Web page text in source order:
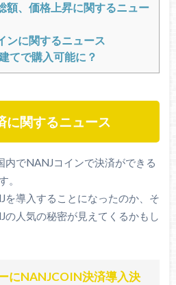
額、価格上昇に関するニュー
ンに関するニュース
てで購入可能に？
に関するニュース
内でNANJコインで決済ができる
。
を導入することになったのか、そ
人気の秘密が見えてくるかもし
にNANJCOIN決済導入決